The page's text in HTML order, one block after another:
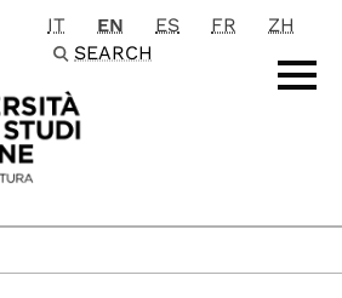
principale
IT EN ES FR
ZH
SEARCH